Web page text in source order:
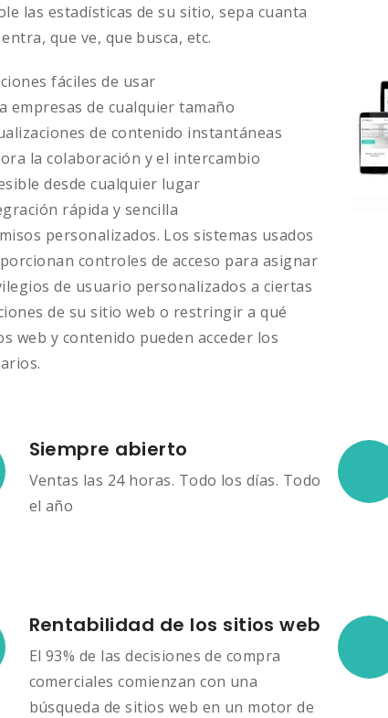
las estadísticas de su sitio, sepa cuanta
que ve, que busca, etc.
fáciles de usar
empresas de cualquier tamaño
de contenido instantáneas
la colaboración y el intercambio
desde cualquier lugar
rápida y sencilla
personalizados. Los sistemas usados
controles de acceso para asignar
de usuario personalizados a ciertas
de su sitio web o restringir a qué
web y contenido pueden acceder los
Siempre abierto
Ventas las 24 horas. Todo los días. Todo
el año
Rentabilidad de los sitios web
El 93% de las decisiones de compra
comerciales comienzan con una
búsqueda de sitios web en un motor de